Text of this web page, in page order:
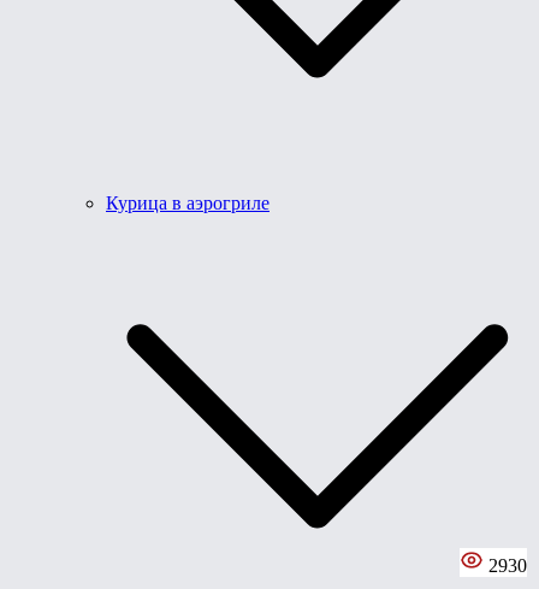
Курица в аэрогриле
2930